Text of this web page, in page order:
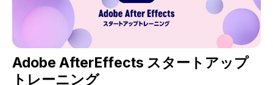
ソフトウェア
フォント
ハードウェア
ソフトウェアサポート
BOOK
Adobe AfterEffects スタートアップ
トレーニング